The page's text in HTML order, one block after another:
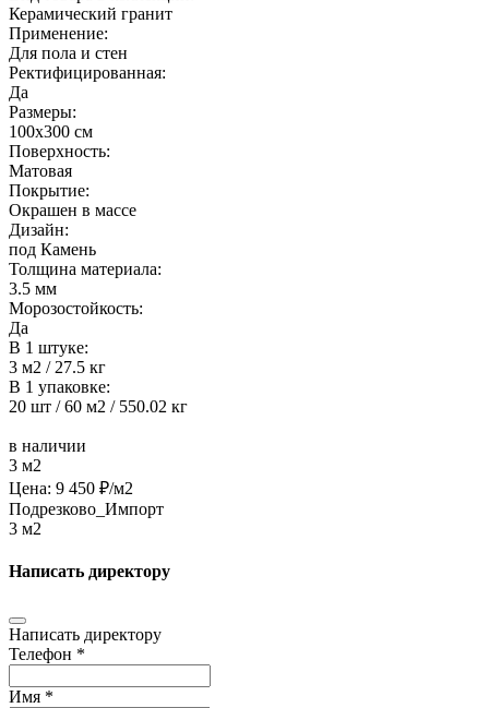
Керамический гранит
Применение:
Для пола и стен
Ректифицированная:
Да
Размеры:
100x300 см
Поверхность:
Матовая
Покрытие:
Окрашен в массе
Дизайн:
под Камень
Толщина материала:
3.5 мм
Морозостойкость:
Да
В 1 штуке:
3 м2 / 27.5 кг
В 1 упаковке:
20 шт / 60 м2 / 550.02 кг
в наличии
3 м2
Цена: 9 450 ₽/м2
Подрезково_Импорт
3 м2
Написать директору
Написать директору
Телефон *
Имя *